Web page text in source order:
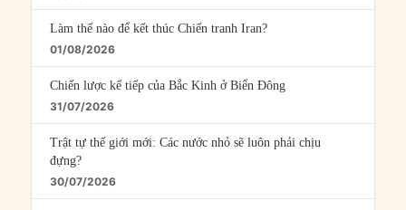
Làm thế nào để kết thúc Chiến tranh Iran?
01/08/2026
Chiến lược kế tiếp của Bắc Kinh ở Biển Đông
31/07/2026
Trật tự thế giới mới: Các nước nhỏ sẽ luôn phải chịu
đựng?
30/07/2026